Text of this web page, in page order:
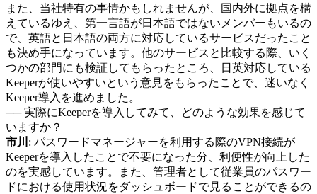
また、当社特有の事情かもしれませんが、国内外に拠点を構
えているゆえ、第一言語が日本語ではないメンバーもいるの
で、英語と日本語の両方に対応しているサービスだったこと
も決め手になっています。他のサービスと比較する際、いく
つかの部門にも検証してもらったところ、日英対応している
Keeperが使いやすいという意見をもらったことで、迷いなく
Keeper導入を進めました。
── 実際にKeeperを導入してみて、どのような効果を感じて
いますか？
市川 : パスワードマネージャーを利用する際のVPN接続が
Keeperを導入したことで不要になった分、利便性が向上した
のを実感しています。また、管理者として従業員のパスワー
ドにおける使用状況をダッシュボードで見ることができるの